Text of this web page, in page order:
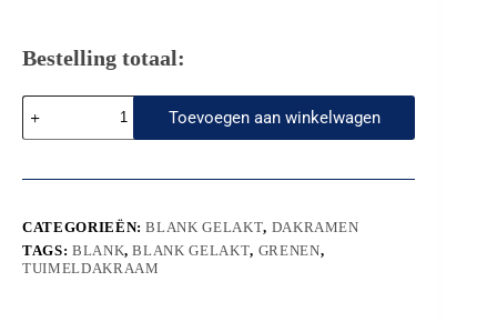
Bestelling totaal:
Winstar
dakraam
grenen
|
aantal
Toevoegen aan winkelwagen
CATEGORIEËN:BLANK GELAKT, DAKRAMEN
TAGS: BLANK,BLANK GELAKT, GRENEN,
TUIMELDAKRAAM